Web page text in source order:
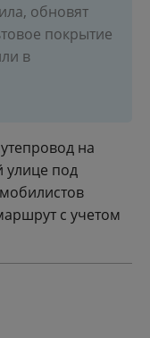
обновят
покрытие
в
на
под
с учетом